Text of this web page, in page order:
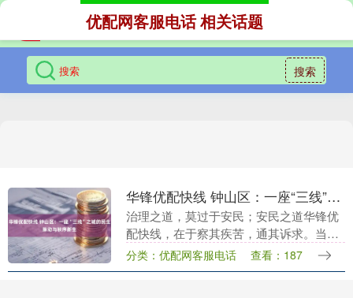
搜索
优配网客服电话 相关话题
华锋优配快线 钟山区：一座“三线”之城的民生脉动与秩序新生
治理之道，莫过于安民；安民之道华锋优
配快线，在于察其疾苦，通其诉求。当一
座城市选择俯下身子，去倾听街头巷尾最
细微的脉动，并以最大的诚意回应那些具
分类：优配网客服电话 查看：187